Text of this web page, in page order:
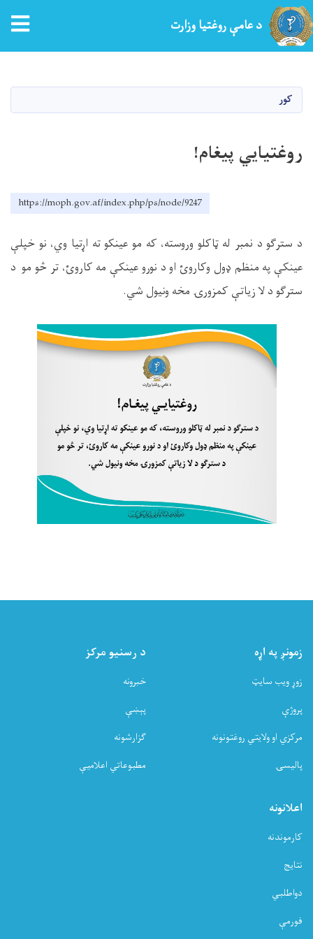
د عامې روغتیا وزارت
کور
روغتیايي پیغام!
https://moph.gov.af/index.php/ps/node/9247
د سترګو د نمبر له ټاکلو وروسته، که مو عینکو ته اړتیا وي، نو خپلې
عینکې په منظم ډول وکاروئ او د نورو عینکې مه کاروئ، تر څو مو د
سترګو د لا زیاتې کمزورۍ مخه ونیول شي.
زمونږ په اړه
زوړ ویب سایټ
پروژې
مرکزي او ولایتي روغتونونه
پالیسۍ
د رسنیو مرکز
خبرونه
پېښې
ګزارشونه
مطبوعاتي اعلامیې
اعلانونه
کارموندنه
نتایج
دواطلبي
فورمې